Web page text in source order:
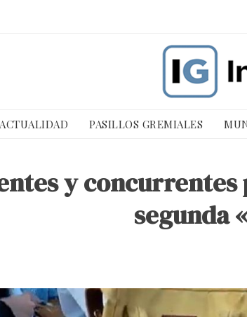
ACTUALIDAD PASILLOS GREMIALES
y
segunda